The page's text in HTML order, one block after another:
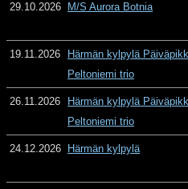
29.10.2026 M/S Aurora Botnia
19.11.2026
Härmän kylpylä
Peltoniemi trio
26.11.2026
Härmän kylpylä
Peltoniemi trio
24.12.2026 Härmän kylpylä